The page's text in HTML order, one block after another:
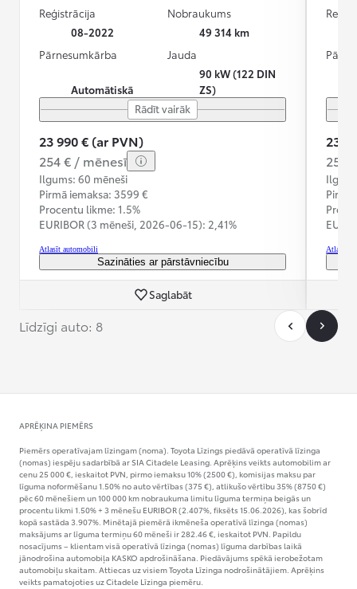
Reģistrācija
08-2022
Nobraukums
49 314 km
Pārnesumkārba
Automātiskā
Jauda
90 kW (122 DIN
ZS)
Rādīt vairāk
23 990 € (ar PVN)
254 € / mēnesī
Ilgums: 60 mēneši
Pirmā iemaksa: 3599 €
Procentu likme: 1.5%
EURIBOR (3 mēneši, 2026-06-15): 2,41%
Atlasīt automobili
Sazināties ar pārstāvniecību
Saglabāt
23
254
Atlasīt
Līdzīgi auto: 8
APRĒĶINA PIEMĒRS
Piemērs operatīvajam līzingam (noma). Toyota Līzings piedāvā operatīvā līzinga
(nomas) iespēju sadarbībā ar SIA Citadele Leasing. Aprēķins veikts automobilim ar
cenu 25 000 €, ieskaitot PVN, pirmo iemaksu 10% (2500 €), komisijas maksu par
līguma noformēšanu 1.50% no auto vērtības (375 €), atlikušo vērtību 35% (8750 €)
pēc 60 mēnešiem un 100 000 km nobraukuma limitu līguma termiņa beigās un
procentu likmi 1.50% + 3 mēnešu EURIBOR (2.407%, fiksēts 15.06.2026), kas šobrīd
kopā sastāda 3.907%. Minētajā piemērā ikmēneša operatīvā līzinga (nomas)
maksājums ar līguma termiņu 60 mēneši ir 282.46 €, ieskaitot PVN. Papildu
nosacījums – klientam visā operatīvā līzinga (nomas) līguma darbības laikā
jānodrošina automobiļa KASKO apdrošināšana. Piedāvājums spēkā ierobežotam
automobiļu skaitam. Attiecas uz visiem Toyota Līzinga nodrošinātājiem. Aprēķins
veikts pamatojoties uz Citadele Līzinga piemēru.